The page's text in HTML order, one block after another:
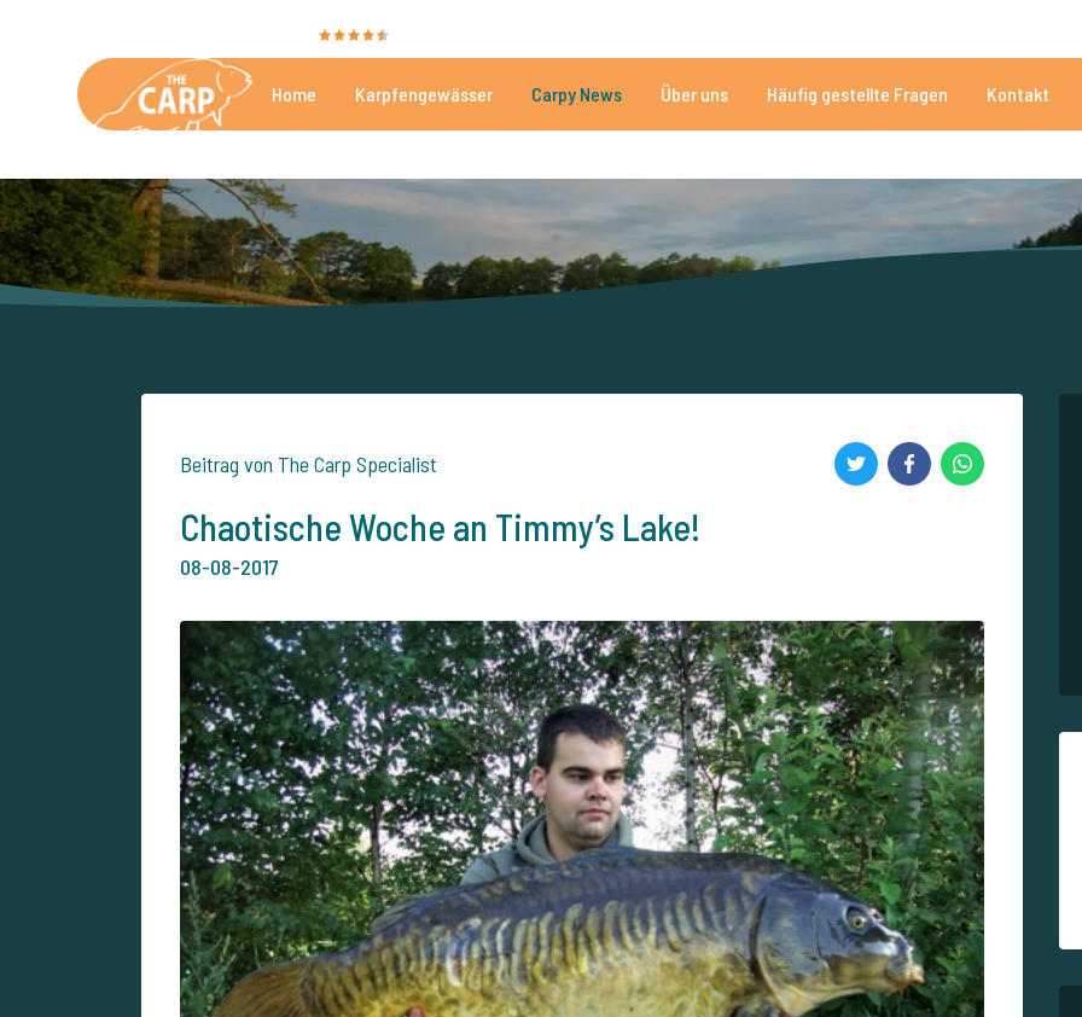
Home Karpfengewässer Carpy News Über uns Häufig gestellte Fragen Kontakt
Beitrag von The Carp Specialist
Chaotische Woche an Timmy’s Lake!
08-08-2017